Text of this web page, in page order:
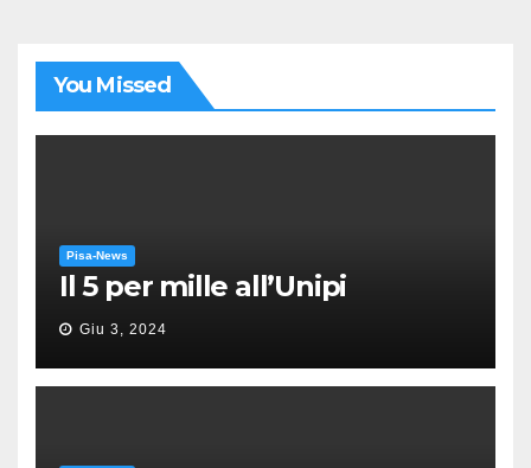
You Missed
Pisa-News
Il 5 per mille all’Unipi
Giu 3, 2024